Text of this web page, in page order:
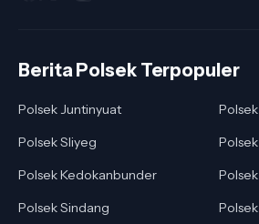
Berita Polsek Terpopuler
Polsek Juntinyuat
Polsek Sliyeg
Polsek Kedokanbunder
Polsek Sindang